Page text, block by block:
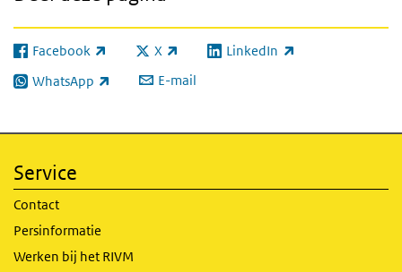
Facebook
(externe link) X
(externe link) LinkedIn
(externe link)
WhatsApp
(externe link) E-mail
Service
Contact
Persinformatie
Werken bij het RIVM